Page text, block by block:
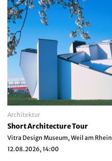
Architektur
Short Architecture Tour
Vitra Design Museum, Weil am Rhein
12.08.2026, 14:00